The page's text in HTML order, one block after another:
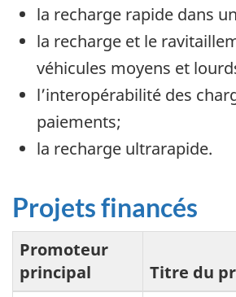
la recharge rapide dans
la recharge et le
véhicules moyens et
l’interopérabilité des
paiements;
la recharge ultrarapide.
Projets financés
Promoteur
principal
Titre du